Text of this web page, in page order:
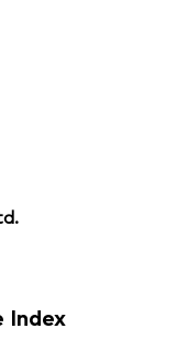
Index